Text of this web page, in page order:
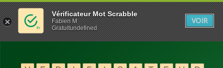
Vérificateur Mot Scrabble
Fabien M
Gratuitundefined
VOIR